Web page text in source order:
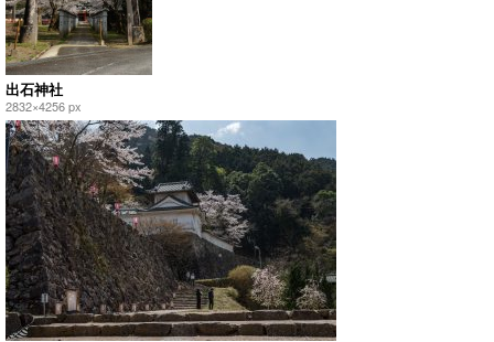
出石神社
2832×4256 px